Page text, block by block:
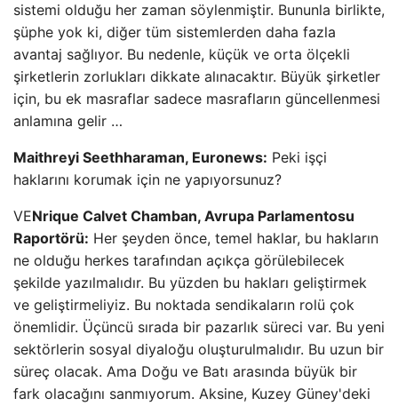
sistemi olduğu her zaman söylenmiştir. Bununla birlikte,
şüphe yok ki, diğer tüm sistemlerden daha fazla
avantaj sağlıyor. Bu nedenle, küçük ve orta ölçekli
şirketlerin zorlukları dikkate alınacaktır. Büyük şirketler
için, bu ek masraflar sadece masrafların güncellenmesi
anlamına gelir …
Maithreyi Seethharaman, Euronews: Peki işçi
haklarını korumak için ne yapıyorsunuz?
VENrique Calvet Chamban, Avrupa Parlamentosu
Raportörü: Her şeyden önce, temel haklar, bu hakların
ne olduğu herkes tarafından açıkça görülebilecek
şekilde yazılmalıdır. Bu yüzden bu hakları geliştirmek
ve geliştirmeliyiz. Bu noktada sendikaların rolü çok
önemlidir. Üçüncü sırada bir pazarlık süreci var. Bu yeni
sektörlerin sosyal diyaloğu oluşturulmalıdır. Bu uzun bir
süreç olacak. Ama Doğu ve Batı arasında büyük bir
fark olacağını sanmıyorum. Aksine, Kuzey Güney'deki